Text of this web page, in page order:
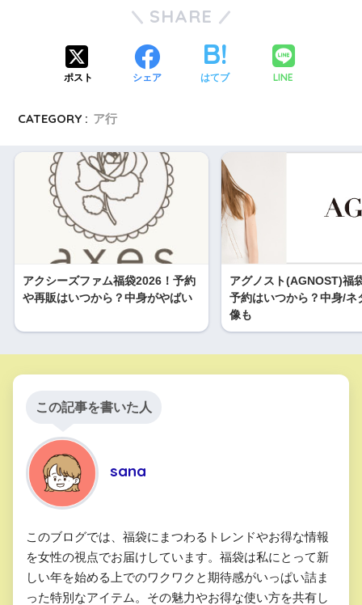
pic.twitter.com/OSHIJjL46u
pic.twitter.com/gVPBN4xKXJ
#lululemon #ルルレモン #suria #ヨガウェア #ヨガレッスン
さん(@amelie1225)がシェアした投稿 – 2019年 1月月15日午前12時19分PST
pic.twitter.com/p20X1z52uc
2019年1月7日
#emmi
SHARE
ポスト シェア はてブ LINE
CATEGORY : ア行
アクシーズファム福袋2026！予約
や再販はいつから？中身がやばい
アグノスト(AGNOST)福
予約はいつから？中身/ネ
像も
この記事を書いた人
sana
このブログでは、福袋にまつわるトレンドやお得な情報
を女性の視点でお届けしています。福袋は私にとって新
しい年を始める上でのワクワクと期待感がいっぱい詰ま
った特別なアイテム。その魅力やお得な使い方を共有し